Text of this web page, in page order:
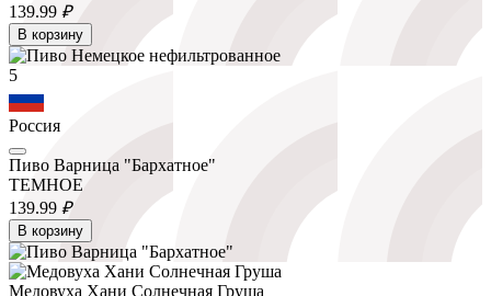
139.99 ₽
В корзину
5
Россия
Пиво Варница "Бархатное"
ТЕМНОЕ
139.99 ₽
В корзину
Медовуха Хани Солнечная Груша